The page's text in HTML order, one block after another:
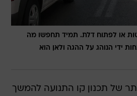
או לפתוח דלת. תמיד תחפשו מה
ידי הנוהג על ההגה ולאן הוא
של תכנון קו התנועה להמשך